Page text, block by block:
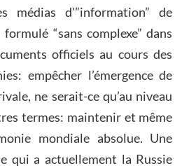
médias d'”information” de
“sans complexe” dans
officiels au cours des
empêcher l’émergence de
ne serait-ce qu’au niveau
termes: maintenir et même
mondiale absolue. Une
qui a actuellement la Russie